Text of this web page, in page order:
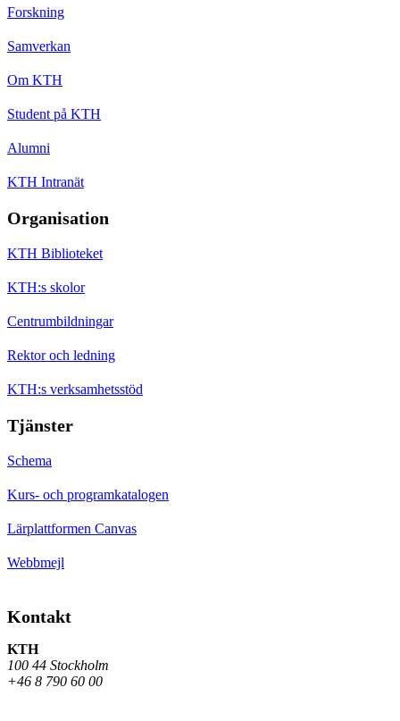
Forskning
Samverkan
Om KTH
Student på KTH
Alumni
KTH Intranät
Organisation
KTH Biblioteket
KTH:s skolor
Centrumbildningar
Rektor och ledning
KTH:s verksamhetsstöd
Tjänster
Schema
Kurs- och programkatalogen
Lärplattformen Canvas
Webbmejl
Kontakt
KTH
100 44 Stockholm
+46 8 790 60 00